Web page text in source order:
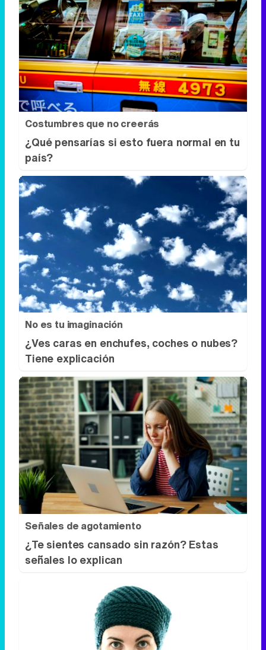
Costumbres que no creerás
¿Qué pensarías si esto fuera normal en tu
país?
No es tu imaginación
¿Ves caras en enchufes, coches o nubes?
Tiene explicación
Señales de agotamiento
¿Te sientes cansado sin razón? Estas
señales lo explican